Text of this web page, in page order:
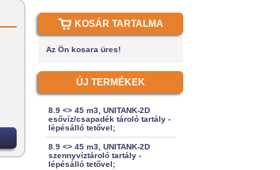
KOSÁR TARTALMA
Az Ön kosara üres!
ÚJ TERMÉKEK
8.9 <> 45 m3, UNITANK-2D
esővíz/csapadék tároló tartály -
lépésálló tetővel;
8.9 <> 45 m3, UNITANK-2D
szennyvíztároló tartály -
lépésálló tetővel;